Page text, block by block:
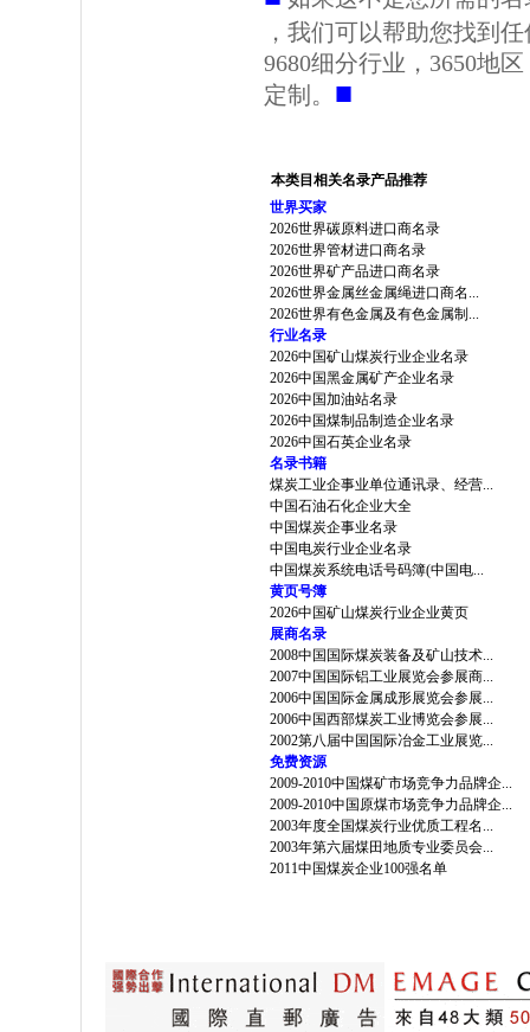
，我们可以帮助您找到
9680细分行业，3650地
定制。 ■
本类目相关名录产品推荐
世界买家
2026世界碳原料进口商名录
2026世界管材进口商名录
2026世界矿产品进口商名录
2026世界金属丝金属绳进口商名...
2026世界有色金属及有色金属制...
行业名录
2026中国矿山煤炭行业企业名录
2026中国黑金属矿产企业名录
2026中国加油站名录
2026中国煤制品制造企业名录
2026中国石英企业名录
名录书籍
煤炭工业企事业单位通讯录、经营...
中国石油石化企业大全
中国煤炭企事业名录
中国电炭行业企业名录
中国煤炭系统电话号码簿(中国电...
黄页号簿
2026中国矿山煤炭行业企业黄页
展商名录
2008中国国际煤炭装备及矿山技术...
2007中国国际铝工业展览会参展商...
2006中国国际金属成形展览会参展...
2006中国西部煤炭工业博览会参展...
2002第八届中国国际冶金工业展览...
免费资源
2009-2010中国煤矿市场竞争力品牌企...
2009-2010中国原煤市场竞争力品牌企...
2003年度全国煤炭行业优质工程名...
2003年第六届煤田地质专业委员会...
2011中国煤炭企业100强名单